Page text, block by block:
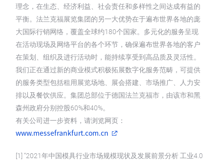
理念，在生态、经济利益、社会责任和多样性之间达成有益的
平衡。法兰克福展览集团的另一大优势在于遍布世界各地的庞
大国际行销网络，覆盖全球约180个国家。多元化的服务呈现
在活动现场及网络平台的各个环节，确保遍布世界各地的客户
在策划、组织及进行活动时，能持续享受到高品质及灵活性。
我们正在通过新的商业模式积极拓展数字化服务范畴，可提供
的服务类型包括租用展览场地、展会搭建、市场推广、人力安
排以及餐饮供应。集团总部位于德国法兰克福市，由该市和黑
森州政府分别控股60%和40%。
有关公司进一步资料，请浏览网页：
www.messefrankfurt.com.cn
[1] “2021年中国模具行业市场规模现状及发展前景分析 工业4.0